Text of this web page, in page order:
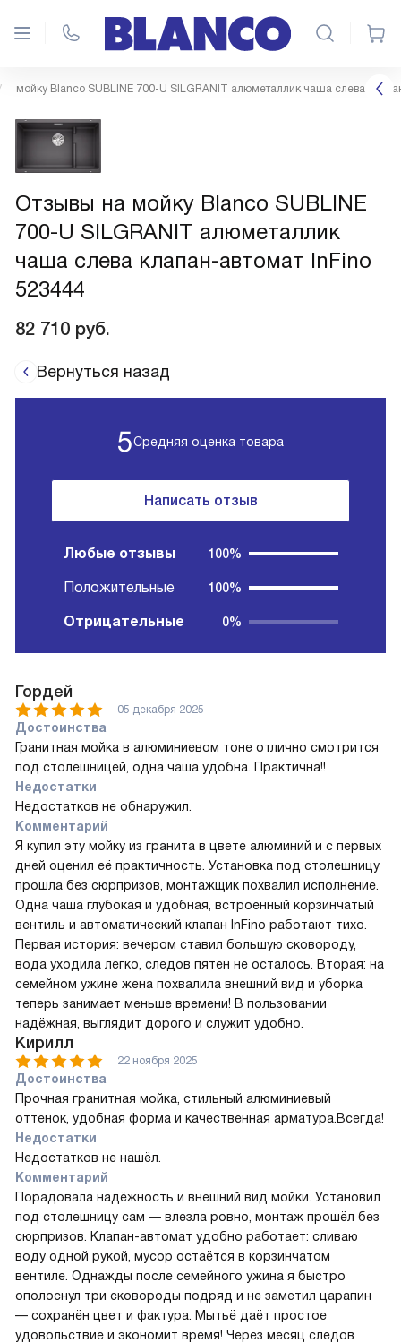
мойку Blanco SUBLINE 700-U SILGRANIT алюметаллик чаша слева
Отзывы на мойку Blanco SUBLINE
700-U SILGRANIT алюметаллик
чаша слева клапан-автомат InFino
523444
82 710 руб.
Вернуться назад
5Средняя оценка товара
Написать отзыв
Любые отзывы 100%
Положительные 100%
Отрицательные 0%
Гордей
05 декабря 2025
Достоинства
Гранитная мойка в алюминиевом тоне отлично смотрится
под столешницей, одна чаша удобна. Практична!!
Недостатки
Недостатков не обнаружил.
Комментарий
Я купил эту мойку из гранита в цвете алюминий и с первых
дней оценил её практичность. Установка под столешницу
прошла без сюрпризов, монтажщик похвалил исполнение.
Одна чаша глубокая и удобная, встроенный корзинчатый
вентиль и автоматический клапан InFino работают тихо.
Первая история: вечером ставил большую сковороду,
вода уходила легко, следов пятен не осталось. Вторая: на
семейном ужине жена похвалила внешний вид и уборка
теперь занимает меньше времени! В пользовании
надёжная, выглядит дорого и служит удобно.
Кирилл
22 ноября 2025
Достоинства
Прочная гранитная мойка, стильный алюминиевый
оттенок, удобная форма и качественная арматура.Всегда!
Недостатки
Недостатков не нашёл.
Комментарий
Порадовала надёжность и внешний вид мойки. Установил
под столешницу сам — влезла ровно, монтаж прошёл без
сюрпризов. Клапан-автомат удобно работает: сливаю
воду одной рукой, мусор остаётся в корзинчатом
вентиле. Однажды после семейного ужина я быстро
ополоснул три сковороды подряд и не заметил царапин
— сохранён цвет и фактура. Мытьё даёт простое
удовольствие и экономит время! Через месяц следов